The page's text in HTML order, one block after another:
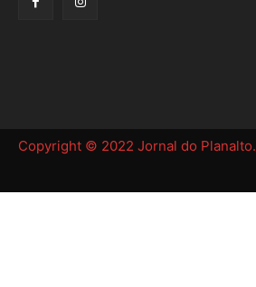
Copyright © 2022 Jornal do Planalto.